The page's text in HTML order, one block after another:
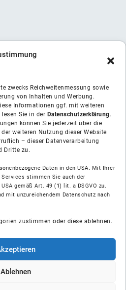
zwecks Reichweitenmessung sowie
von Inhalten und Werbung.
Informationen ggf. mit weiteren
Sie in der Datenschutzerklärung.
können Sie jederzeit über die
weiteren Nutzung dieser Website
– dieser Datenverarbeitung
Dritte zu.
Daten in den USA. Mit Ihrer
stimmen Sie auch der
gemäß Art. 49 (1) lit. a DSGVO zu.
mit unzureichendem Datenschutz nach
zustimmen oder diese ablehnen.
Ablehnen